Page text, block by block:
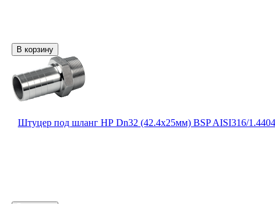
Штуцер под шланг НР Dn32 (42.4х25мм) BSP AISI316/1.4404